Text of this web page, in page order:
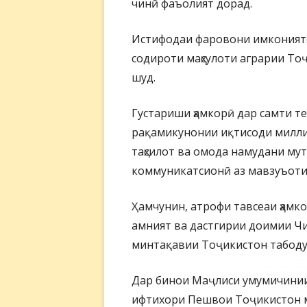
чинӣ фаъолият дорад.
Истифодаи фаровони
содироти маҳсулоти аграрии
шуд.
Густариши ҳамкорӣ дар самти
рақамикунонии иқтисоди
таҳсилот ва омода намудани
коммуникатсионӣ аз мавзуъоти
Ҳамчунин, атрофи тавсеаи
амният ва дастгирии доимии
минтақавии Тоҷикистон
Дар бинои Маҷлиси
ифтихори Пешвои Тоҷикистон